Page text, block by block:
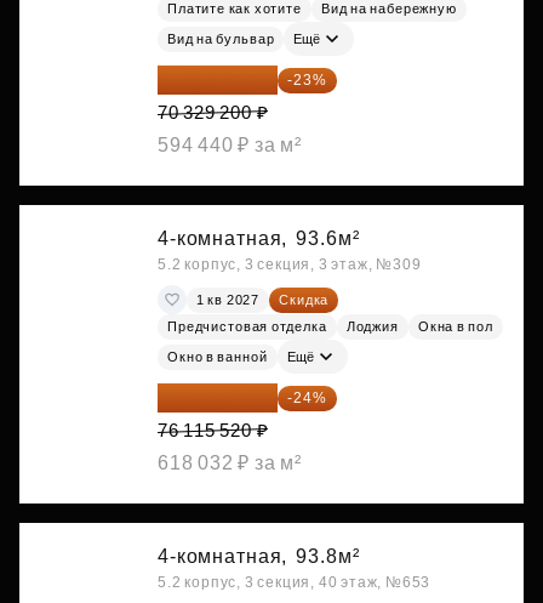
Платите как хотите
Вид на набережную
Вид на бульвар Ещё
54 153 484 ₽ -23%
70 329 200 ₽
594 440 ₽ за м²
4-комнатная, 93.6м²
5.2 корпус, 3 секция, 3 этаж, №309
1 кв 2027
Скидка
Предчистовая отделка
Лоджия Окна в пол
Окно в ванной Ещё
57 847 795 ₽ -24%
76 115 520 ₽
618 032 ₽ за м²
4-комнатная, 93.8м²
5.2 корпус, 3 секция, 40 этаж, №653